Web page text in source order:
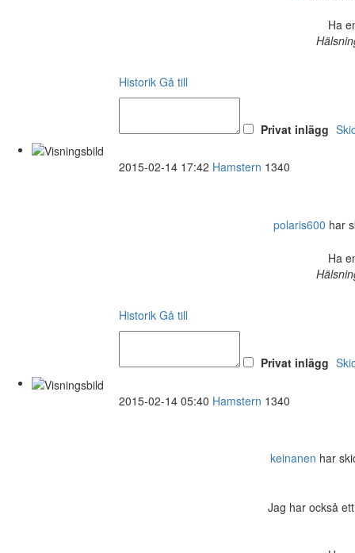
Ha
Historik Gå till
Privat inlägg
2015-02-14 17:42 Hamstern 1340
polaris600 har
Ha
Historik Gå till
Privat inlägg
2015-02-14 05:40 Hamstern 1340
keinanen har
Jag har också